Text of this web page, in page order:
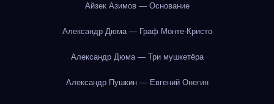
Айзек Азимов — Основание
Александр Дюма — Граф Монте-Кристо
Александр Дюма — Три мушкетёра
Александр Пушкин — Евгений Онегин